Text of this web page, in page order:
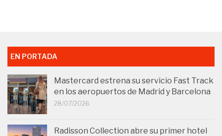
EN PORTADA
Mastercard estrena su servicio Fast Track
en los aeropuertos de Madrid y Barcelona
28/07/2026
Radisson Collection abre su primer hotel